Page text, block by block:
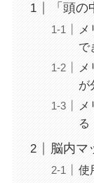
「頭
で
が
る
脳内マ
使